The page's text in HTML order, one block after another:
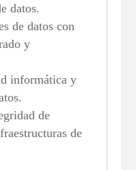
datos.
de datos con
y
informática y
de
de